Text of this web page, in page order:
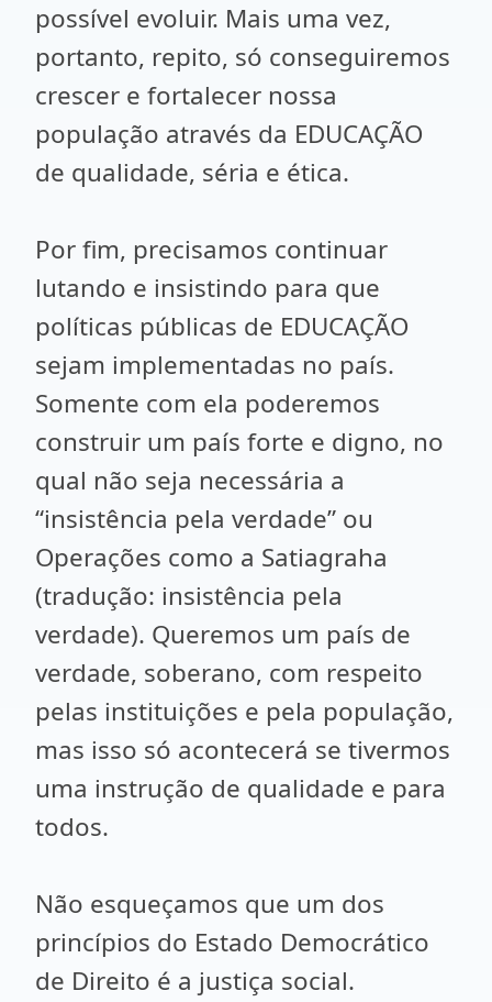
possível evoluir. Mais uma vez,
portanto, repito, só conseguiremos
crescer e fortalecer nossa
população através da EDUCAÇÃO
de qualidade, séria e ética.
Por fim, precisamos continuar
lutando e insistindo para que
políticas públicas de EDUCAÇÃO
sejam implementadas no país.
Somente com ela poderemos
construir um país forte e digno, no
qual não seja necessária a
“insistência pela verdade” ou
Operações como a Satiagraha
(tradução: insistência pela
verdade). Queremos um país de
verdade, soberano, com respeito
pelas instituições e pela população,
mas isso só acontecerá se tivermos
uma instrução de qualidade e para
todos.
Não esqueçamos que um dos
princípios do Estado Democrático
de Direito é a justiça social.